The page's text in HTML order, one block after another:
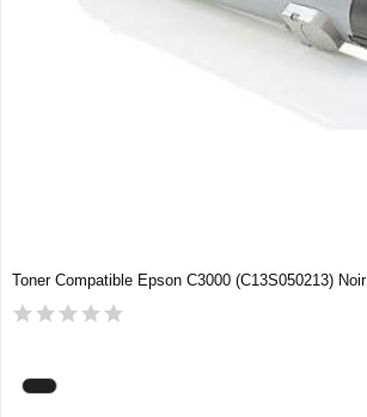
Toner Compatible Epson C3000 (C13S050213) Noir